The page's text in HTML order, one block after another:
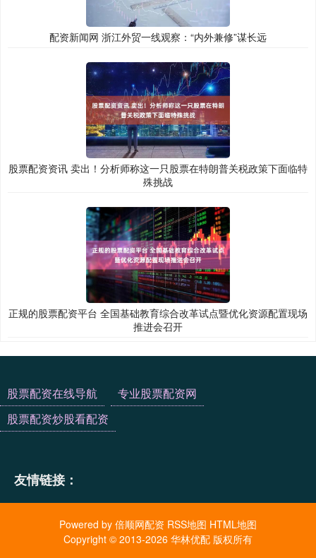
配资新闻网 浙江外贸一线观察：“内外兼修”谋长远
股票配资资讯 卖出！分析师称这一只股票在特朗普关税政策下面临特
殊挑战
正规的股票配资平台 全国基础教育综合改革试点暨优化资源配置现场
推进会召开
股票配资在线导航
专业股票配资网
股票配资炒股看配资
友情链接：
Powered by 倍顺网配资 RSS地图 HTML地图
Copyright © 2013-2026 华林优配 版权所有